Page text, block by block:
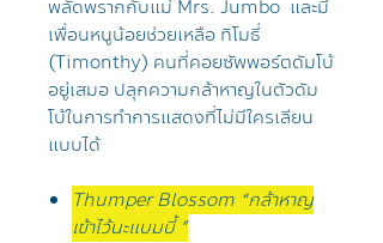
พลัดพรากกับแม่ Mrs. Jumbo และมี
เพื่อนหนูน้อยช่วยเหลือ ทิโมธี่
(Timonthy) คนที่คอยซัพพอร์ตดัมโบ้
อยู่เสมอ ปลุกความกล้าหาญในตัวดัม
โบ้ในการทำการแสดงที่ไม่มีใครเลียน
แบบได้
Thumper Blossom “กล้าหาญ
เข้าไว้นะแบมบี้ ”